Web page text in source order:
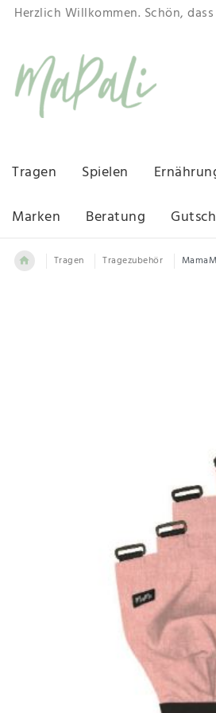
Herzlich Willkommen. Schön,
Tragen Spielen
Marken
Beratung
Tragen Tragezubehör